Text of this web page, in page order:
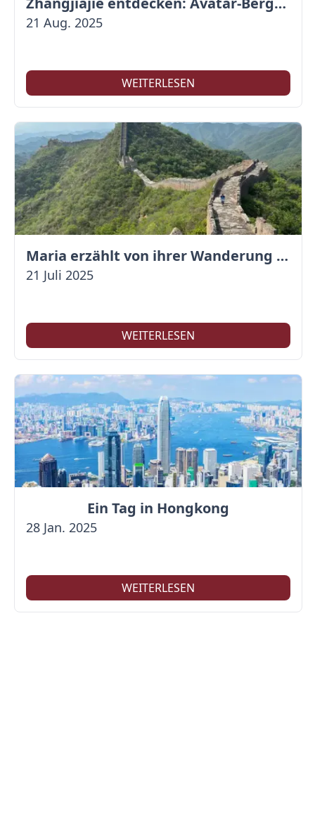
21 Aug. 2025
WEITERLESEN
Maria erzählt von ihrer Wanderung auf der Großen Mauer
21 Juli 2025
WEITERLESEN
Ein Tag in Hongkong
28 Jan. 2025
WEITERLESEN